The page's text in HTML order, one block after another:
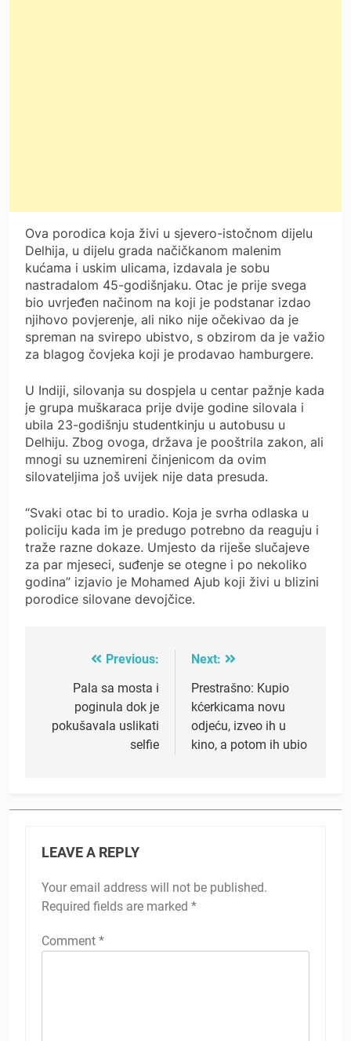
Ova porodica koja živi u sjevero-istočnom dijelu
Delhija, u dijelu grada načičkanom malenim
kućama i uskim ulicama, izdavala je sobu
nastradalom 45-godišnjaku. Otac je prije svega
bio uvrjeđen načinom na koji je podstanar izdao
njihovo povjerenje, ali niko nije očekivao da je
spreman na svirepo ubistvo, s obzirom da je važio
za blagog čovjeka koji je prodavao hamburgere.
U Indiji, silovanja su dospjela u centar pažnje kada
je grupa muškaraca prije dvije godine silovala i
ubila 23-godišnju studentkinju u autobusu u
Delhiju. Zbog ovoga, država je pooštrila zakon, ali
mnogi su uznemireni činjenicom da ovim
silovateljima još uvijek nije data presuda.
“Svaki otac bi to uradio. Koja je svrha odlaska u
policiju kada im je predugo potrebno da reaguju i
traže razne dokaze. Umjesto da riješe slučajeve
za par mjeseci, suđenje se otegne i po nekoliko
godina” izjavio je Mohamed Ajub koji živi u blizini
porodice silovane devojčice.
navigation
Previous:
Pala sa mosta i
poginula dok je
pokušavala uslikati
selfie
Next:
Prestrašno: Kupio
kćerkicama novu
odjeću, izveo ih u
kino, a potom ih ubio
LEAVE A REPLY
Your email address will not be published.
Required fields are marked *
Comment *